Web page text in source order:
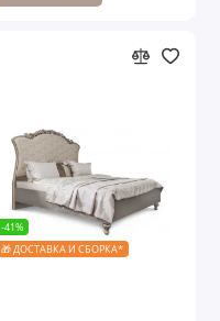
-41%
🎁 ДОСТАВКА И СБОРКА*